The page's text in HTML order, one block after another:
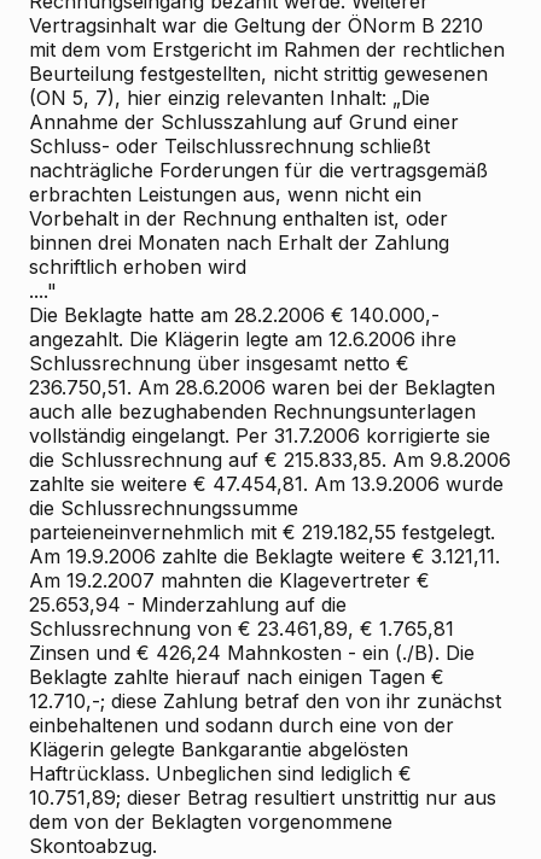
Vertragsinhalt war die Geltung der ÖNorm B 2210
mit dem vom Erstgericht im Rahmen der rechtlichen
Beurteilung festgestellten, nicht strittig gewesenen
(ON 5, 7), hier einzig relevanten Inhalt: „Die
Annahme der Schlusszahlung auf Grund einer
Schluss- oder Teilschlussrechnung schließt
nachträgliche Forderungen für die vertragsgemäß
erbrachten Leistungen aus, wenn nicht ein
Vorbehalt in der Rechnung enthalten ist, oder
binnen drei Monaten nach Erhalt der Zahlung
schriftlich erhoben wird
...."
Die Beklagte hatte am 28.2.2006 € 140.000,-
angezahlt. Die Klägerin legte am 12.6.2006 ihre
Schlussrechnung über insgesamt netto €
236.750,51. Am 28.6.2006 waren bei der Beklagten
auch alle bezughabenden Rechnungsunterlagen
vollständig eingelangt. Per 31.7.2006 korrigierte sie
die Schlussrechnung auf € 215.833,85. Am 9.8.2006
zahlte sie weitere € 47.454,81. Am 13.9.2006 wurde
die Schlussrechnungssumme
parteieneinvernehmlich mit € 219.182,55 festgelegt.
Am 19.9.2006 zahlte die Beklagte weitere € 3.121,11.
Am 19.2.2007 mahnten die Klagevertreter €
25.653,94 - Minderzahlung auf die
Schlussrechnung von € 23.461,89, € 1.765,81
Zinsen und € 426,24 Mahnkosten - ein (./B). Die
Beklagte zahlte hierauf nach einigen Tagen €
12.710,-; diese Zahlung betraf den von ihr zunächst
einbehaltenen und sodann durch eine von der
Klägerin gelegte Bankgarantie abgelösten
Haftrücklass. Unbeglichen sind lediglich €
10.751,89; dieser Betrag resultiert unstrittig nur aus
dem von der Beklagten vorgenommene
Skontoabzug.